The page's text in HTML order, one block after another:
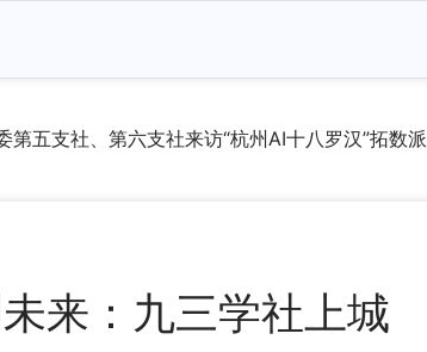
五支社、第六支社来访“杭州AI十八罗汉”拓数派
来：九三学社上城